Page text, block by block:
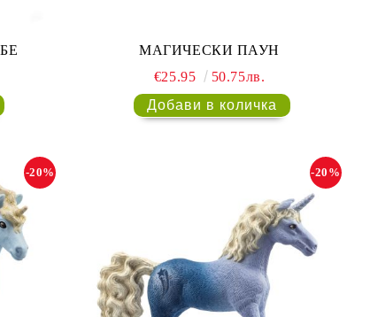
МАГИЧЕСКИ ПАУН
€25.95
50.75лв.
-20% -20%